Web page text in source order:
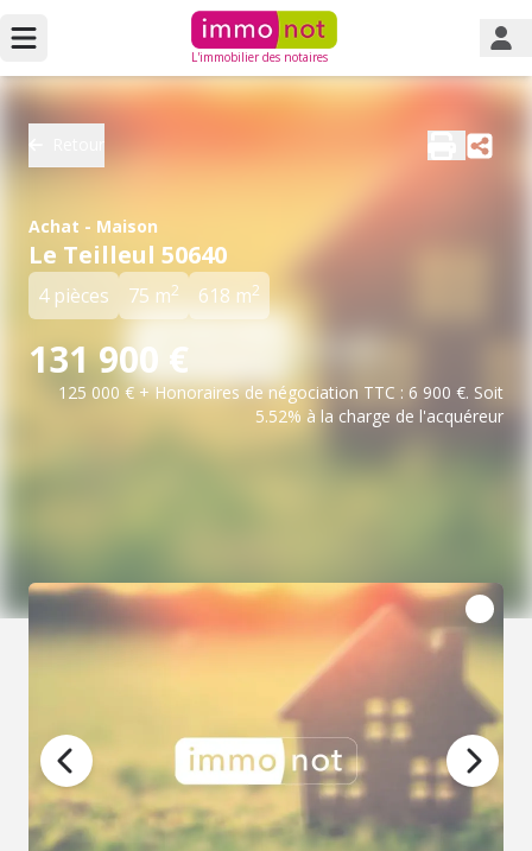
L'immobilier des notaires
Achat - Maison
Le Teilleul 50640
4 pièces 75 m2 618 m2
131 900 €
125 000 € + Honoraires de négociation TTC : 6 900 €. Soit
5.52% à la charge de l'acquéreur